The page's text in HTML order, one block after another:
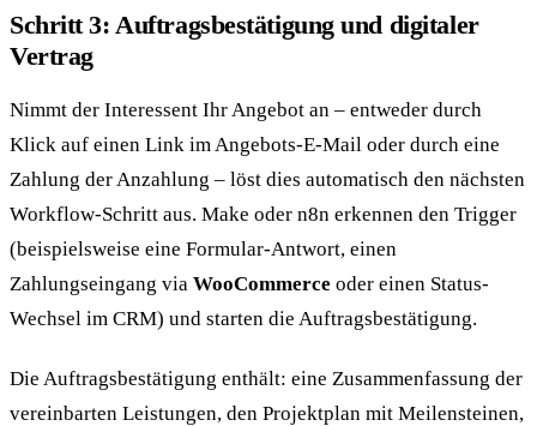
Schritt 3: Auftragsbestätigung und digitaler
Vertrag
Nimmt der Interessent Ihr Angebot an – entweder durch
Klick auf einen Link im Angebots-E-Mail oder durch eine
Zahlung der Anzahlung – löst dies automatisch den nächsten
Workflow-Schritt aus. Make oder n8n erkennen den Trigger
(beispielsweise eine Formular-Antwort, einen
Zahlungseingang via WooCommerce oder einen Status-
Wechsel im CRM) und starten die Auftragsbestätigung.
Die Auftragsbestätigung enthält: eine Zusammenfassung der
vereinbarten Leistungen, den Projektplan mit Meilensteinen,